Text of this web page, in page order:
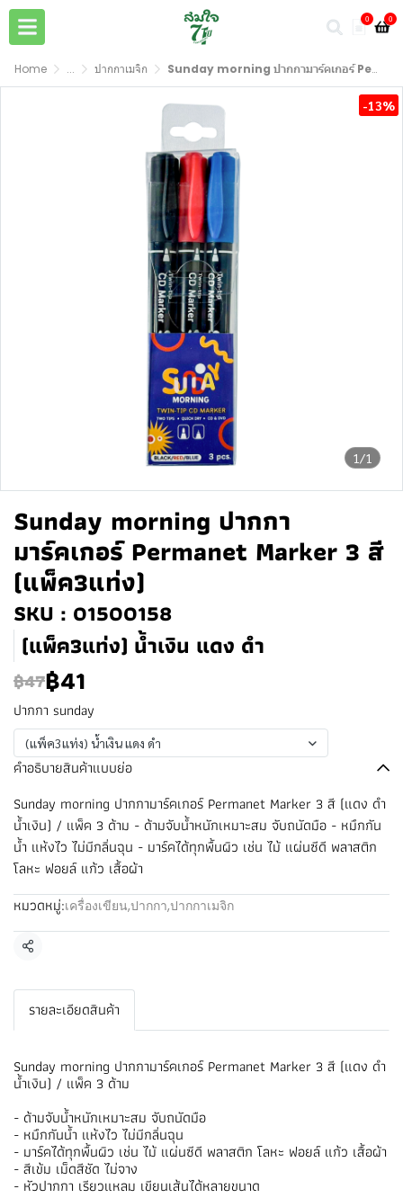
0 0
Home ... ปากกาเมจิก Sunday morning ปากกามาร์คเกอร์ Permanet Marker 3 สี (แพ็ค3แท่ง)
1/1
-13%
Sunday morning ปากกา
มาร์คเกอร์ Permanet Marker 3 สี
(แพ็ค3แท่ง)
SKU : 01500158
(แพ็ค3แท่ง) น้ำเงิน แดง ดำ
฿47฿41
ปากกา sunday
(แพ็ค3แท่ง) น้ำเงิน แดง ดำ
คำอธิบายสินค้าแบบย่อ
Sunday morning ปากกามาร์คเกอร์ Permanet Marker 3 สี (แดง ดำ
น้ำเงิน) / แพ็ค 3 ด้าม - ด้ามจับน้ำหนักเหมาะสม จับถนัดมือ - หมึกกัน
น้ำ แห้งไว ไม่มีกลิ่นฉุน - มาร์คได้ทุกพื้นผิว เช่น ไม้ แผ่นซีดี พลาสติก
โลหะ ฟอยล์ แก้ว เสื้อผ้า
หมวดหมู่:เครื่องเขียน,ปากกา,ปากกาเมจิก
แชร์
รายละเอียดสินค้า
Sunday morning ปากกามาร์คเกอร์ Permanet Marker 3 สี (แดง ดำ
น้ำเงิน) / แพ็ค 3 ด้าม
- ด้ามจับน้ำหนักเหมาะสม จับถนัดมือ
- หมึกกันน้ำ แห้งไว ไม่มีกลิ่นฉุน
- มาร์คได้ทุกพื้นผิว เช่น ไม้ แผ่นซีดี พลาสติก โลหะ ฟอยล์ แก้ว เสื้อผ้า
- สีเข้ม เม็ดสีชัด ไม่จาง
- หัวปากกา เรียวแหลม เขียนเส้นได้หลายขนาด